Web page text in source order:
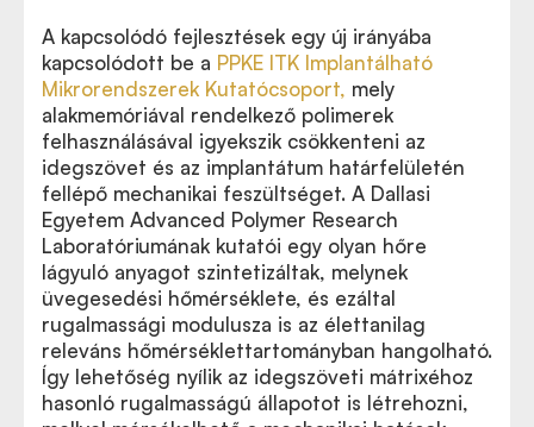
A kapcsolódó fejlesztések egy új irányába
kapcsolódott be a PPKE ITK Implantálható
Mikrorendszerek Kutatócsoport, mely
alakmemóriával rendelkező polimerek
felhasználásával igyekszik csökkenteni az
idegszövet és az implantátum határfelületén
fellépő mechanikai feszültséget. A Dallasi
Egyetem Advanced Polymer Research
Laboratóriumának kutatói egy olyan hőre
lágyuló anyagot szintetizáltak, melynek
üvegesedési hőmérséklete, és ezáltal
rugalmassági modulusza is az élettanilag
releváns hőmérséklettartományban hangolható.
Így lehetőség nyílik az idegszöveti mátrixéhoz
hasonló rugalmasságú állapotot is létrehozni,